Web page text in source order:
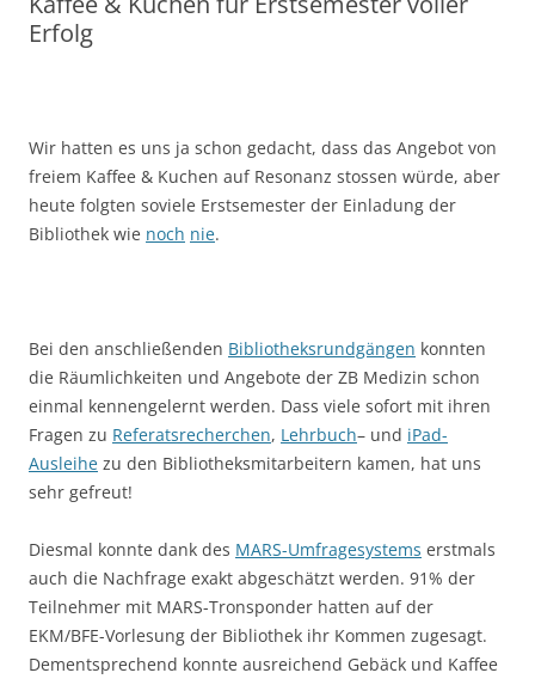
Erfolg
Wir hatten es uns ja schon gedacht, dass das Angebot von
freiem Kaffee & Kuchen auf Resonanz stossen würde, aber
heute folgten soviele Erstsemester der Einladung der
Bibliothek wie noch nie.
Bei den anschließenden Bibliotheksrundgängen konnten
die Räumlichkeiten und Angebote der ZB Medizin schon
einmal kennengelernt werden. Dass viele sofort mit ihren
Fragen zu Referatsrecherchen, Lehrbuch– und iPad-
Ausleihe zu den Bibliotheksmitarbeitern kamen, hat uns
sehr gefreut!
Diesmal konnte dank des MARS-Umfragesystems erstmals
auch die Nachfrage exakt abgeschätzt werden. 91% der
Teilnehmer mit MARS-Tronsponder hatten auf der
EKM/BFE-Vorlesung der Bibliothek ihr Kommen zugesagt.
Dementsprechend konnte ausreichend Gebäck und Kaffee